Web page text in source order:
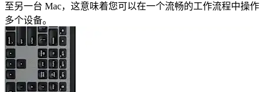
至另一台 Mac，这意味着您可以在一个流畅的工作流程中操作
多个设备。